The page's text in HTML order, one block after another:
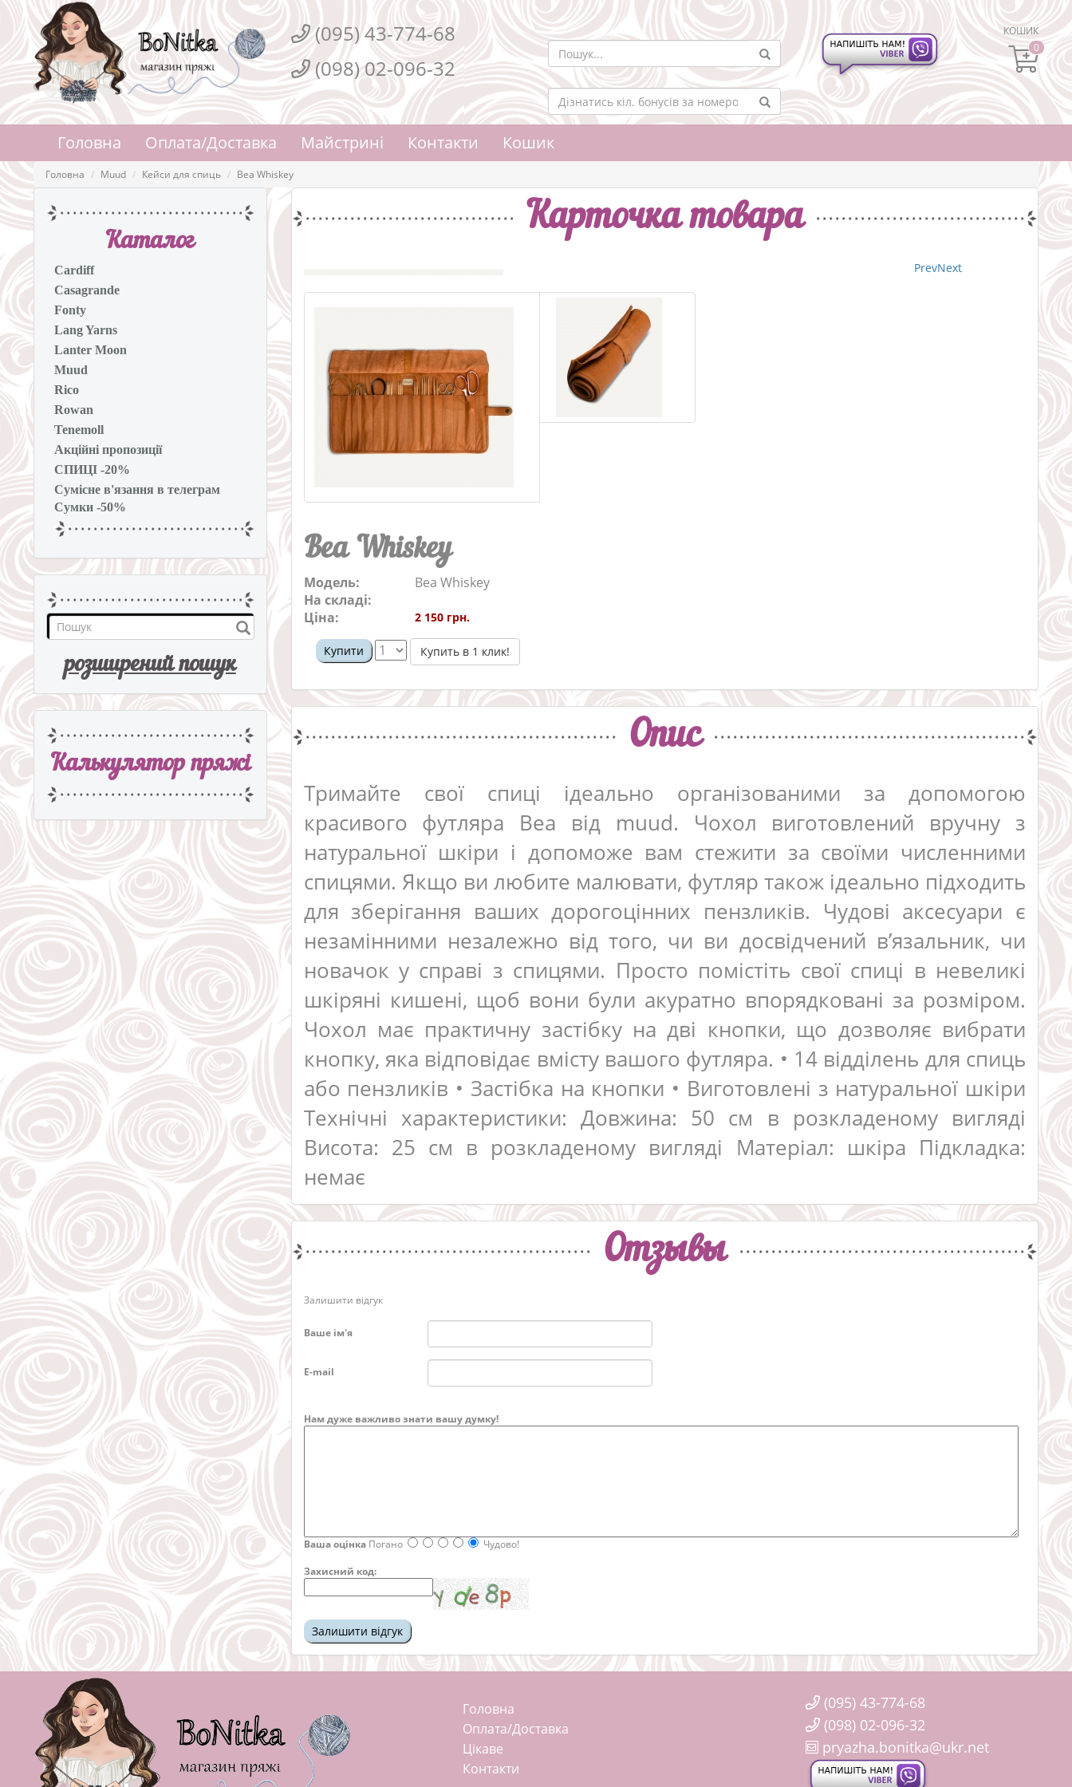
(095) 43-774-68
(098) 02-096-32
КОШИК
0
Головна Оплата/Доставка Майстрині Контакти Кошик
Головна Muud Кейси для спиць Bea Whiskey
Каталог
Cardiff
Casagrande
Fonty
Lang Yarns
Lanter Moon
Muud
Rico
Rowan
Tenemoll
Акційні пропозиції
СПИЦІ -20%
Сумісне в'язання в телеграм
Сумки -50%
розширений пошук
Калькулятор пряжi
Карточка товара
PrevNext
Bea Whiskey
Модель:
Bea Whiskey
На складі:
Ціна:
2 150 грн.
Купити Купить в 1 клик!
Опис
Тримайте свої спиці ідеально організованими за допомогою
красивого футляра Bea від muud. Чохол виготовлений вручну з
натуральної шкіри і допоможе вам стежити за своїми численними
спицями. Якщо ви любите малювати, футляр також ідеально підходить
для зберігання ваших дорогоцінних пензликів. Чудові аксесуари є
незамінними незалежно від того, чи ви досвідчений в’язальник, чи
новачок у справі з спицями. Просто помістіть свої спиці в невеликі
шкіряні кишені, щоб вони були акуратно впорядковані за розміром.
Чохол має практичну застібку на дві кнопки, що дозволяє вибрати
кнопку, яка відповідає вмісту вашого футляра. • 14 відділень для спиць
або пензликів • Застібка на кнопки • Виготовлені з натуральної шкіри
Технічні характеристики: Довжина: 50 см в розкладеному вигляді
Висота: 25 см в розкладеному вигляді Матеріал: шкіра Підкладка:
немає
Отзывы
Залишити відгук
Ваше ім'я
E-mail
Нам дуже важливо знати вашу думку!
Ваша оцінка Погано
Чудово!
Захисний код:
Головна
Оплата/Доставка
Цікаве
Контакти
(095) 43-774-68
(098) 02-096-32
pryazha.bonitka@ukr.net